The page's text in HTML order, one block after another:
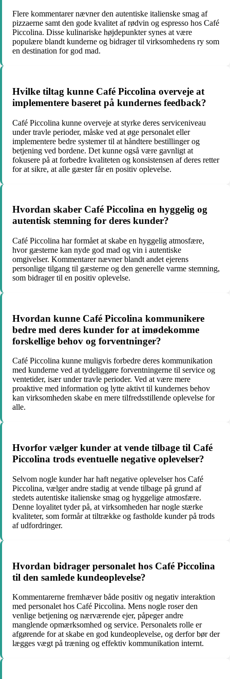
Flere kommentarer nævner den autentiske italienske smag af
pizzaerne samt den gode kvalitet af rødvin og espresso hos Café
Piccolina. Disse kulinariske højdepunkter synes at være
populære blandt kunderne og bidrager til virksomhedens ry som
en destination for god mad.
Hvilke tiltag kunne Café Piccolina overveje at
implementere baseret på kundernes feedback?
Café Piccolina kunne overveje at styrke deres serviceniveau
under travle perioder, måske ved at øge personalet eller
implementere bedre systemer til at håndtere bestillinger og
betjening ved bordene. Det kunne også være gavnligt at
fokusere på at forbedre kvaliteten og konsistensen af deres retter
for at sikre, at alle gæster får en positiv oplevelse.
Hvordan skaber Café Piccolina en hyggelig og
autentisk stemning for deres kunder?
Café Piccolina har formået at skabe en hyggelig atmosfære,
hvor gæsterne kan nyde god mad og vin i autentiske
omgivelser. Kommentarer nævner blandt andet ejerens
personlige tilgang til gæsterne og den generelle varme stemning,
som bidrager til en positiv oplevelse.
Hvordan kunne Café Piccolina kommunikere
bedre med deres kunder for at imødekomme
forskellige behov og forventninger?
Café Piccolina kunne muligvis forbedre deres kommunikation
med kunderne ved at tydeliggøre forventningerne til service og
ventetider, især under travle perioder. Ved at være mere
proaktive med information og lytte aktivt til kundernes behov
kan virksomheden skabe en mere tilfredsstillende oplevelse for
alle.
Hvorfor vælger kunder at vende tilbage til Café
Piccolina trods eventuelle negative oplevelser?
Selvom nogle kunder har haft negative oplevelser hos Café
Piccolina, vælger andre stadig at vende tilbage på grund af
stedets autentiske italienske smag og hyggelige atmosfære.
Denne loyalitet tyder på, at virksomheden har nogle stærke
kvaliteter, som formår at tiltrække og fastholde kunder på trods
af udfordringer.
Hvordan bidrager personalet hos Café Piccolina
til den samlede kundeoplevelse?
Kommentarerne fremhæver både positiv og negativ interaktion
med personalet hos Café Piccolina. Mens nogle roser den
venlige betjening og nærværende ejer, påpeger andre
manglende opmærksomhed og service. Personalets rolle er
afgørende for at skabe en god kundeoplevelse, og derfor bør der
lægges vægt på træning og effektiv kommunikation internt.